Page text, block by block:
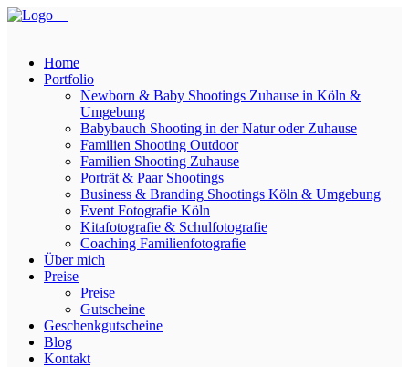
Home
Portfolio
Newborn & Baby Shootings Zuhause in Köln &
Umgebung
Babybauch Shooting in der Natur oder Zuhause
Familien Shooting Outdoor
Familien Shooting Zuhause
Porträt & Paar Shootings
Business & Branding Shootings Köln & Umgebung
Event Fotografie Köln
Kitafotografie & Schulfotografie
Coaching Familienfotografie
Über mich
Preise
Preise
Gutscheine
Geschenkgutscheine
Blog
Kontakt